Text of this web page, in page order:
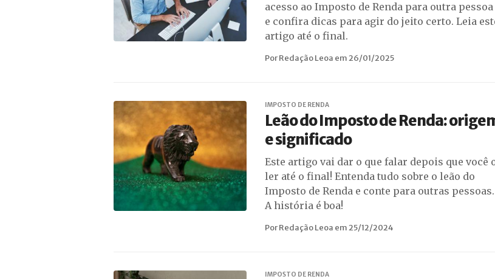
acesso ao Imposto de Renda para outra pessoa
e confira dicas para agir do jeito certo. Leia
artigo até o final.
Por Redação Leoa em 26/01/2025
IMPOSTO DE RENDA
Leão do Imposto de Renda:
e significado
Este artigo vai dar o que falar depois que você
ler até o final! Entenda tudo sobre o leão do
Imposto de Renda e conte para outras pessoas.
A história é boa!
Por Redação Leoa em 25/12/2024
IMPOSTO DE RENDA